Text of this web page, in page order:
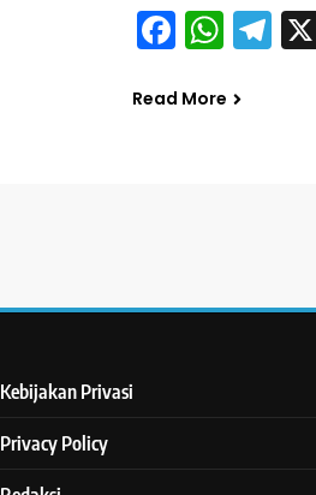
Read More
Kebijakan Privasi
Privacy Policy